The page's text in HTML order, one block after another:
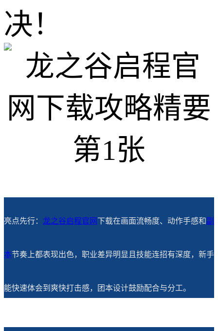
决！
亮点先行： 龙之谷启程官网下载在画面流畅度、动作手感和副
本节奏上都表现出色，职业差异明显且技能连招有深度，新手
能快速体会到爽快打击感，团本设计鼓励配合与分工。